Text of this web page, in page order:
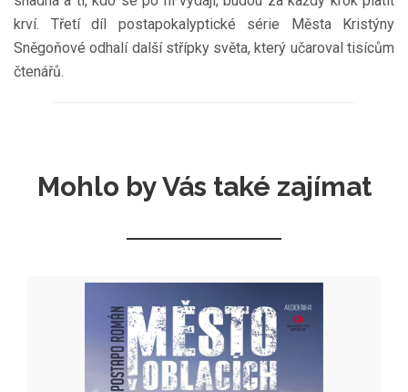
krví. Třetí díl postapokalyptické série Města Kristýny
Sněgoňové odhalí další střípky světa, který učaroval tisícům
čtenářů.
Mohlo by Vás také zajímat